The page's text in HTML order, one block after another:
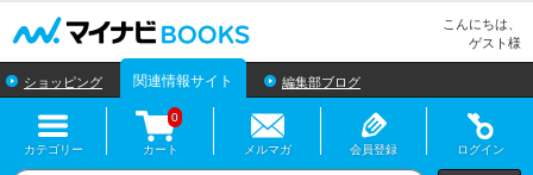
こんにちは、
ゲスト様
ショッピング 関連情報サイト 編集部ブログ
カテゴリー カート
0
メルマガ 会員登録 ログイン